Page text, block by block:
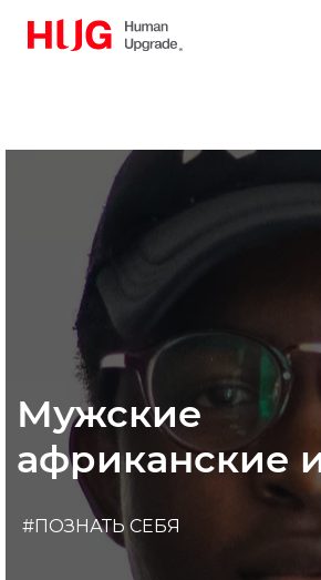
Мужские
африканские
#ПОЗНАТЬ СЕБЯ